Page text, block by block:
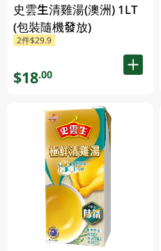
史雲生清雞湯(澳洲) 1LT
(包裝隨機發放)
2件$29.9
$18.00